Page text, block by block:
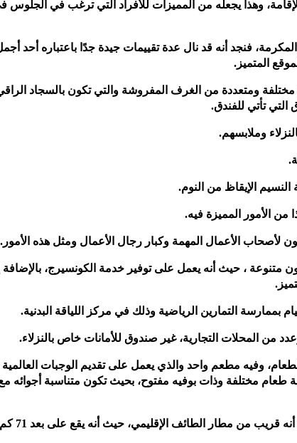
عن مِنى مسافة 4.2 كم من مكان الإقامة، وهذا يجعله من المميزات للأفراد التي ترغب في الجلوس
فنجد أنه قد نال عدة تقييمات جيدة جدًا باعتباره أحد
المتميز.
ومتعددة من الغرف المفروشة والتي تكون بالسجاد
تأتي للفندق.
وملابسهم.
الإيقاظ من النوم.
من الأمور المميزة فيه.
الأعمال المهمة وكبار رجال الأعمال ومثل هذه الأمور.
متنوعة ، حيث أنه يعمل على توفير خدمة الكونسيرج، بالإضافة
بممارسة التمارين الرياضية وذلك في مركز اللياقة البدنية.
من المحلات التجارية، غير صندوق للأمانات خاص بالنزلاء.
وفيه مطعم واحد والذي يعمل على تقديم الوجبات
مختلفة وذات بوفيه مفتوح، بحيث تكون متناسبة أجوائه
من مطار الطائف الإقليمي، حيث أنه يقع على بعد 71 كم منه.